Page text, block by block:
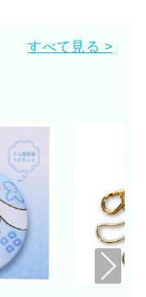
すべて見る >
Nex